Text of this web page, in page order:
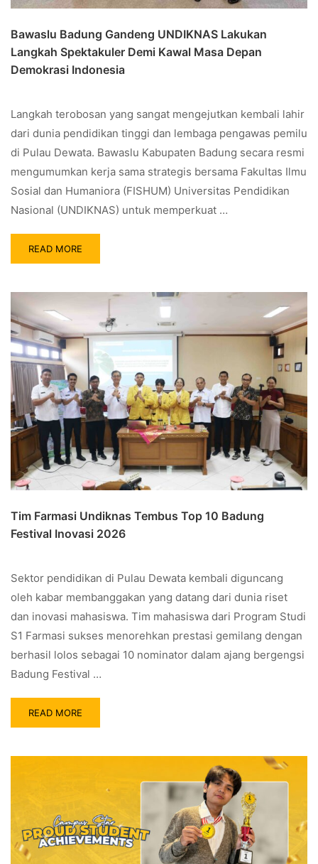
Bawaslu Badung Gandeng UNDIKNAS Lakukan
Langkah Spektakuler Demi Kawal Masa Depan
Demokrasi Indonesia
Langkah terobosan yang sangat mengejutkan kembali lahir
dari dunia pendidikan tinggi dan lembaga pengawas pemilu
di Pulau Dewata. Bawaslu Kabupaten Badung secara resmi
mengumumkan kerja sama strategis bersama Fakultas Ilmu
Sosial dan Humaniora (FISHUM) Universitas Pendidikan
Nasional (UNDIKNAS) untuk memperkuat …
READ MORE
Tim Farmasi Undiknas Tembus Top 10 Badung
Festival Inovasi 2026
Sektor pendidikan di Pulau Dewata kembali diguncang
oleh kabar membanggakan yang datang dari dunia riset
dan inovasi mahasiswa. Tim mahasiswa dari Program Studi
S1 Farmasi sukses menorehkan prestasi gemilang dengan
berhasil lolos sebagai 10 nominator dalam ajang bergengsi
Badung Festival …
READ MORE